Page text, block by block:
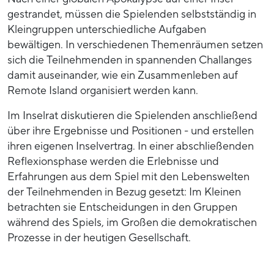
gestrandet, müssen die Spielenden selbstständig in
Kleingruppen unterschiedliche Aufgaben
bewältigen. In verschiedenen Themenräumen setzen
sich die Teilnehmenden in spannenden Challanges
damit auseinander, wie ein Zusammenleben auf
Remote Island organisiert werden kann.
Im Inselrat diskutieren die Spielenden anschließend
über ihre Ergebnisse und Positionen - und erstellen
ihren eigenen Inselvertrag. In einer abschließenden
Reflexionsphase werden die Erlebnisse und
Erfahrungen aus dem Spiel mit den Lebenswelten
der Teilnehmenden in Bezug gesetzt: Im Kleinen
betrachten sie Entscheidungen in den Gruppen
während des Spiels, im Großen die demokratischen
Prozesse in der heutigen Gesellschaft.